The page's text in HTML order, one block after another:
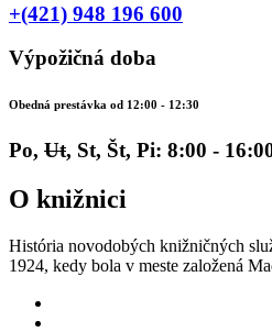
+(421) 948 196 600
Výpožičná doba
Obedná prestávka od 12:00 - 12:30
Po, Ut, St, Št, Pi: 8:00 -
O knižnici
História novodobých knižničných
1924, kedy bola v meste založená